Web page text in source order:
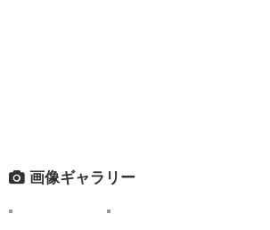
画像ギャラリー